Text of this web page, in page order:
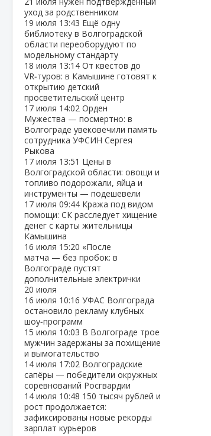
уход за родственником
19 июля 13:43 Ещё одну
библиотеку в Волгоградской
области переоборудуют по
модельному стандарту
18 июля 13:14 От квестов до
VR‑туров: в Камышине готовят к
открытию детский
просветительский центр
17 июля 14:02 Орден
Мужества — посмертно: в
Волгограде увековечили память
сотрудника УФСИН Сергея
Рыкова
17 июля 13:51 Цены в
Волгоградской области: овощи и
топливо подорожали, яйца и
инструменты — подешевели
17 июля 09:44 Кража под видом
помощи: СК расследует хищение
денег с карты жительницы
Камышина
16 июля 15:20 «После
матча — без пробок: в
Волгограде пустят
дополнительные электрички
20 июля
16 июля 10:16 УФАС Волгограда
остановило рекламу клубных
шоу‑программ
15 июля 10:03 В Волгограде трое
мужчин задержаны за похищение
и вымогательство
14 июля 17:02 Волгоградские
сапёры — победители окружных
соревнований Росгвардии
14 июля 10:48 150 тысяч рублей и
рост продолжается:
зафиксированы новые рекорды
зарплат курьеров